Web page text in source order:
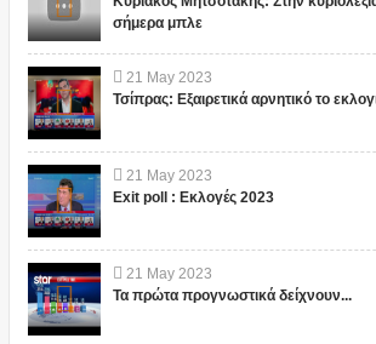
σήμερα μπλε
21 May 2023
Τσίπρας: Εξαιρετικά αρνητικό το
21 May 2023
Exit poll : Εκλογές 2023
21 May 2023
Τα πρώτα προγνωστικά δείχνουν...